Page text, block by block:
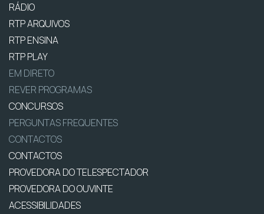
RÁDIO
RTP ARQUIVOS
RTP ENSINA
RTP PLAY
EM DIRETO
REVER PROGRAMAS
CONCURSOS
PERGUNTAS FREQUENTES
CONTACTOS
CONTACTOS
PROVEDORA DO TELESPECTADOR
PROVEDORA DO OUVINTE
ACESSIBILIDADES